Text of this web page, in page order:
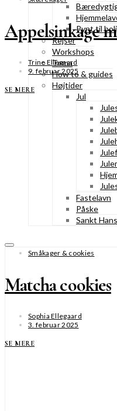
Pynt til
Rejser
Workshops
Tema
How to & guides
Højtider
Jul
Fastelavn
Påske
Sankt Hans
Appelsinkage
Trine Ellegaard
9. februar 2025
SE MERE
Småkager & cookies
Matcha cookies
Sophia Ellegaard
3. februar 2025
SE MERE